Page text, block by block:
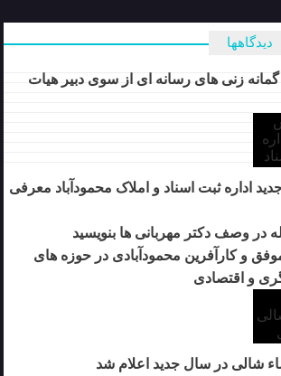
دیدگاهها
زنی های رسانه ای از سوی دبیر هیات
اداره ثبت اسناد و املاک محمودآباد معرفی
در وصف دکتر مهربانی ها بنویسید
و کارآفرین محمودآبادی در حوزه های
و اقتصادی
شالی در سال جدید اعلام شد